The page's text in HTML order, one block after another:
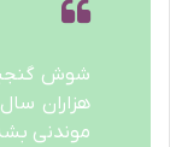
شوش
هزاران
موندنی